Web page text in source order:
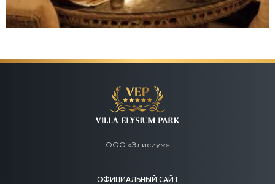
ООО «Элисиум»
ОФИЦИАЛЬНЫЙ САЙТ